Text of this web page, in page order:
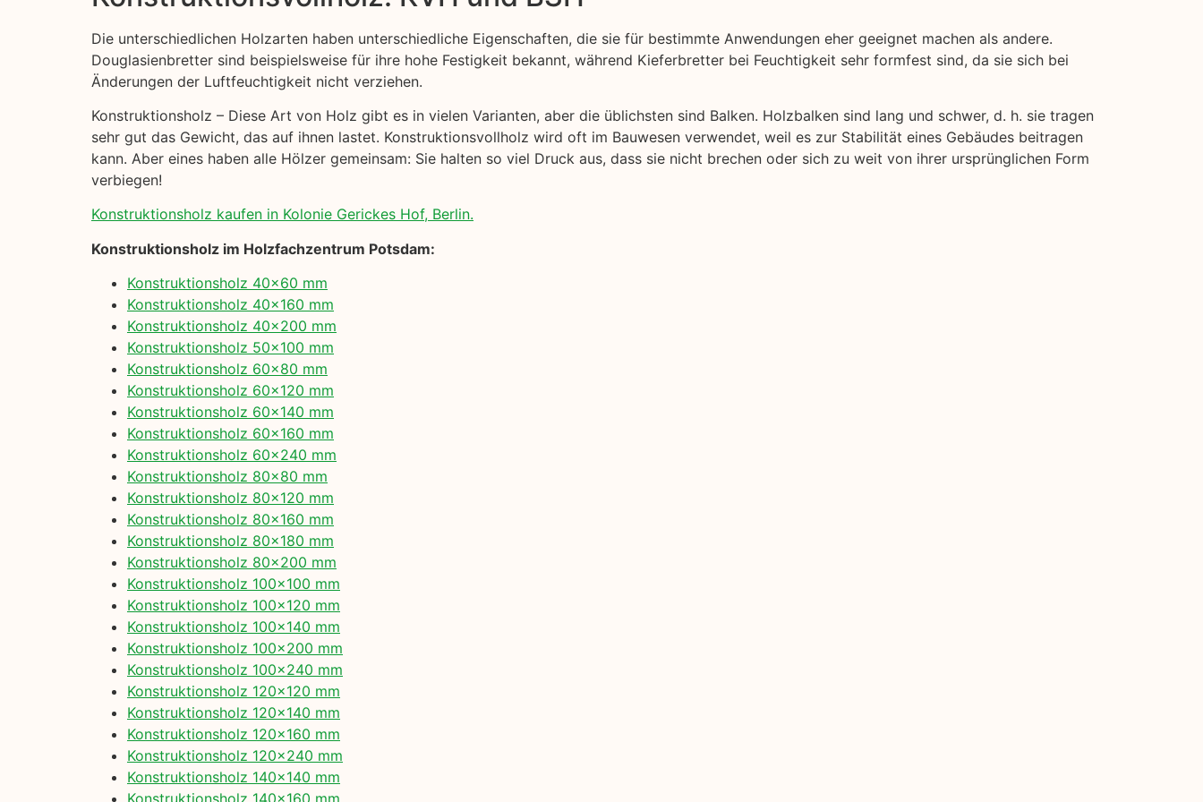
Die unterschiedlichen Holzarten haben unterschiedliche Eigenschaften, die sie für bestimmte Anwendungen eher geeignet machen als andere.
Douglasienbretter sind beispielsweise für ihre hohe Festigkeit bekannt, während Kieferbretter bei Feuchtigkeit sehr formfest sind, da sie sich bei
Änderungen der Luftfeuchtigkeit nicht verziehen.
Konstruktionsholz – Diese Art von Holz gibt es in vielen Varianten, aber die üblichsten sind Balken. Holzbalken sind lang und schwer, d. h. sie tragen
sehr gut das Gewicht, das auf ihnen lastet. Konstruktionsvollholz wird oft im Bauwesen verwendet, weil es zur Stabilität eines Gebäudes beitragen
kann. Aber eines haben alle Hölzer gemeinsam: Sie halten so viel Druck aus, dass sie nicht brechen oder sich zu weit von ihrer ursprünglichen Form
verbiegen!
Konstruktionsholz kaufen in Kolonie Gerickes Hof, Berlin.
Konstruktionsholz im Holzfachzentrum Potsdam:
Konstruktionsholz 40×60 mm
Konstruktionsholz 40×160 mm
Konstruktionsholz 40×200 mm
Konstruktionsholz 50×100 mm
Konstruktionsholz 60×80 mm
Konstruktionsholz 60×120 mm
Konstruktionsholz 60×140 mm
Konstruktionsholz 60×160 mm
Konstruktionsholz 60×240 mm
Konstruktionsholz 80×80 mm
Konstruktionsholz 80×120 mm
Konstruktionsholz 80×160 mm
Konstruktionsholz 80×180 mm
Konstruktionsholz 80×200 mm
Konstruktionsholz 100×100 mm
Konstruktionsholz 100×120 mm
Konstruktionsholz 100×140 mm
Konstruktionsholz 100×200 mm
Konstruktionsholz 100×240 mm
Konstruktionsholz 120×120 mm
Konstruktionsholz 120×140 mm
Konstruktionsholz 120×160 mm
Konstruktionsholz 120×240 mm
Konstruktionsholz 140×140 mm